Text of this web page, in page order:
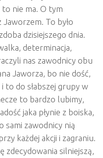
nie ma. O tym
To było
dzisiejszego dnia.
determinacja,
nas zawodnicy obu
Jaworza, bo nie dość,
to do słabszej grupy w
to bardzo lubimy,
jaka płynie z boiska,
sami zawodnicy nią
każdej akcji i zagraniu.
zdecydowania silniejszą,